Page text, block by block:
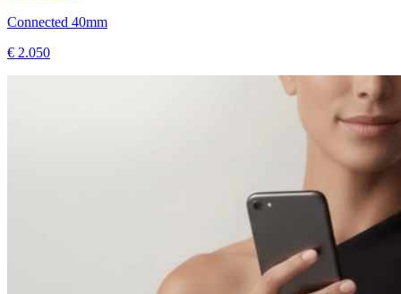
Connected 40mm
€ 2.050